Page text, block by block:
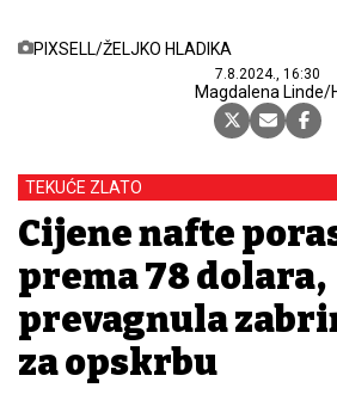
PIXSELL/ŽELJKO HLADIKA
7.8.2024., 16:30
Magdalena Linde/
TEKUĆE ZLATO
Cijene nafte
prema 78 dolara,
prevagnula
za opskrbu